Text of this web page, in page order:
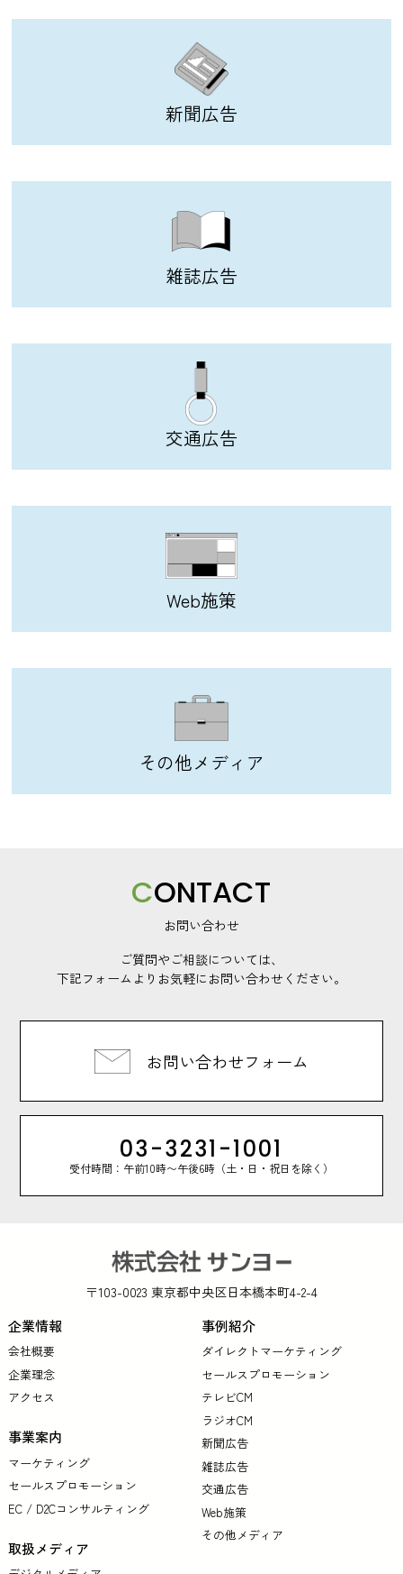
新聞広告
雑誌広告
交通広告
Web施策
その他メディア
CONTACT
お問い合わせ
ご質問やご相談については、
下記フォームよりお気軽にお問い合わせください。
お問い合わせフォーム
03-3231-1001
受付時間：午前10時〜午後6時（土・日・祝日を除く）
〒103-0023 東京都中央区日本橋本町4-2-4
企業情報
会社概要
企業理念
アクセス
事業案内
マーケティング
セールスプロモーション
EC / D2Cコンサルティング
取扱メディア
事例紹介
ダイレクトマーケティング
セールスプロモーション
テレビCM
ラジオCM
新聞広告
雑誌広告
交通広告
Web施策
その他メディア